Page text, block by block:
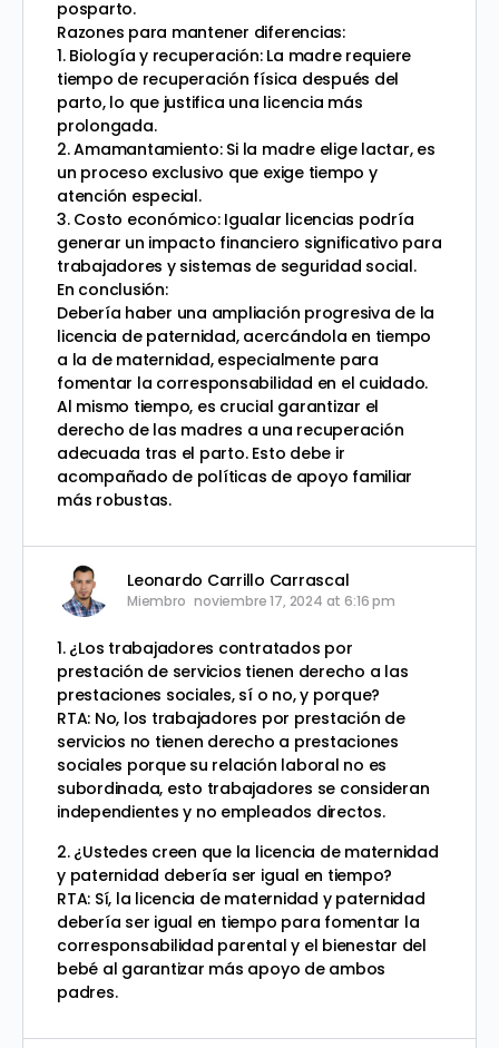
posparto.
Razones para mantener diferencias:
1. Biología y recuperación: La madre requiere
tiempo de recuperación física después del
parto, lo que justifica una licencia más
prolongada.
2. Amamantamiento: Si la madre elige lactar, es
un proceso exclusivo que exige tiempo y
atención especial.
3. Costo económico: Igualar licencias podría
generar un impacto financiero significativo para
trabajadores y sistemas de seguridad social.
En conclusión:
Debería haber una ampliación progresiva de la
licencia de paternidad, acercándola en tiempo
a la de maternidad, especialmente para
fomentar la corresponsabilidad en el cuidado.
Al mismo tiempo, es crucial garantizar el
derecho de las madres a una recuperación
adecuada tras el parto. Esto debe ir
acompañado de políticas de apoyo familiar
más robustas.
Leonardo Carrillo Carrascal
Miembro noviembre 17, 2024 at 6:16 pm
1. ¿Los trabajadores contratados por
prestación de servicios tienen derecho a las
prestaciones sociales, sí o no, y porque?
RTA: No, los trabajadores por prestación de
servicios no tienen derecho a prestaciones
sociales porque su relación laboral no es
subordinada, esto trabajadores se consideran
independientes y no empleados directos.
2. ¿Ustedes creen que la licencia de maternidad
y paternidad debería ser igual en tiempo?
RTA: Sí, la licencia de maternidad y paternidad
debería ser igual en tiempo para fomentar la
corresponsabilidad parental y el bienestar del
bebé al garantizar más apoyo de ambos
padres.